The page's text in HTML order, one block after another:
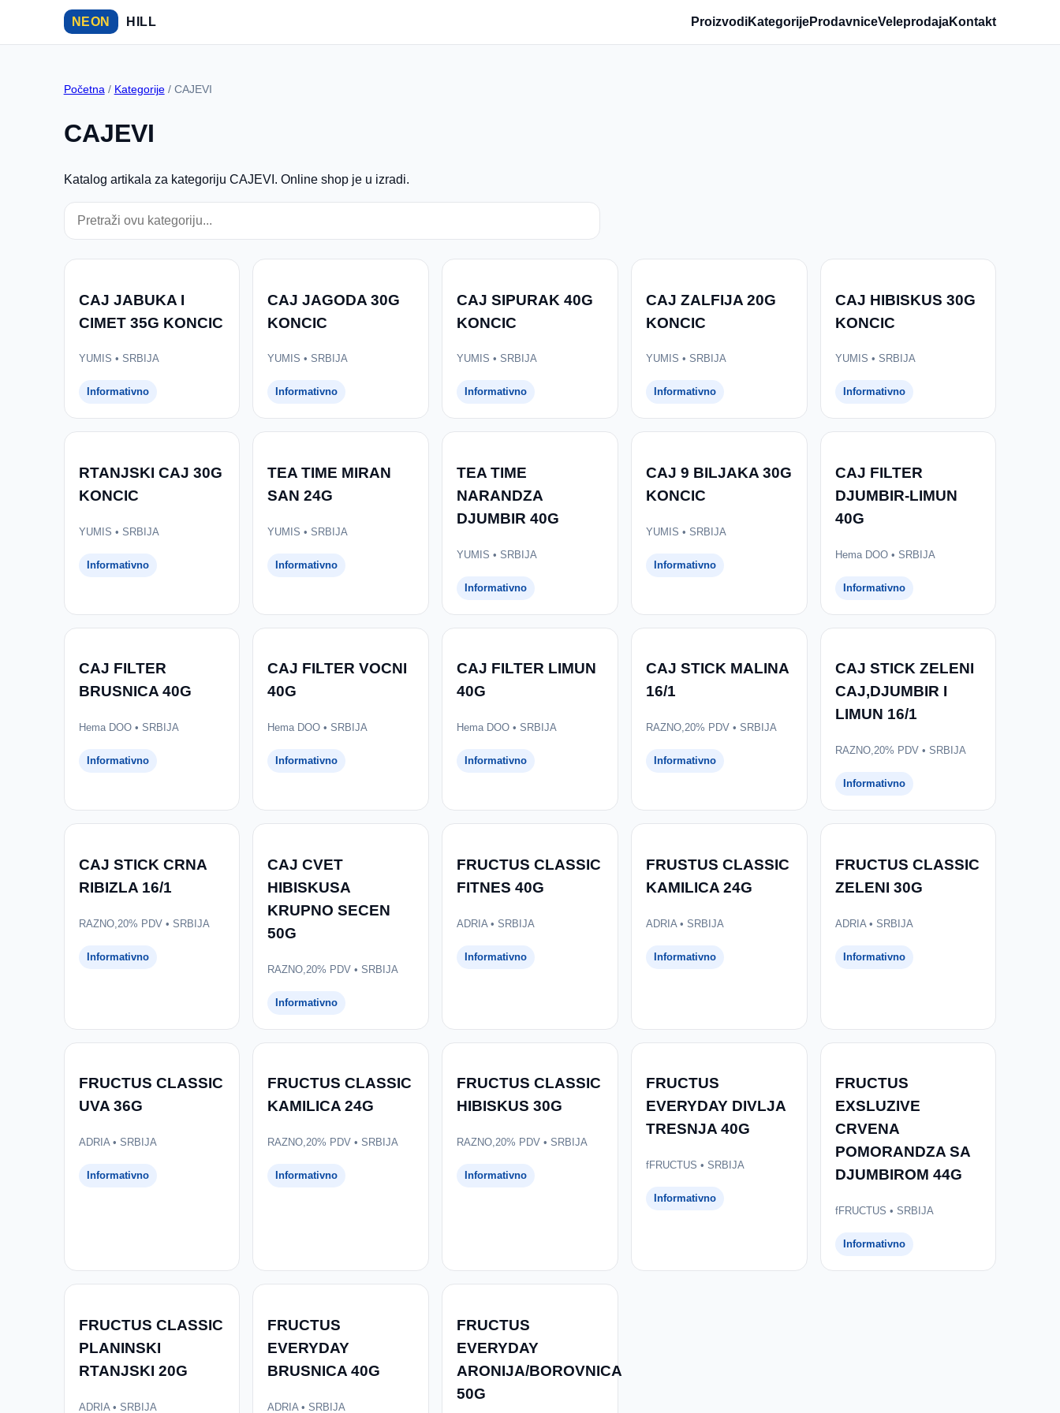
NEON HILL ProizvodiKategorijeProdavniceVeleprodajaKontakt
Početna / Kategorije/ CAJEVI
CAJEVI
Katalog artikala za kategoriju CAJEVI. Online shop je u izradi.
CAJ JABUKA I
CIMET 35G KONCIC
YUMIS • SRBIJA
Informativno
CAJ JAGODA 30G
KONCIC
YUMIS • SRBIJA
Informativno
CAJ SIPURAK 40G
KONCIC
YUMIS • SRBIJA
Informativno
CAJ ZALFIJA 20G
KONCIC
YUMIS • SRBIJA
Informativno
CAJ HIBISKUS 30G
KONCIC
YUMIS • SRBIJA
Informativno
RTANJSKI CAJ 30G
KONCIC
YUMIS • SRBIJA
Informativno
TEA TIME MIRAN
SAN 24G
YUMIS • SRBIJA
Informativno
TEA TIME
NARANDZA
DJUMBIR 40G
YUMIS • SRBIJA
Informativno
CAJ 9 BILJAKA 30G
KONCIC
YUMIS • SRBIJA
Informativno
CAJ FILTER
DJUMBIR-LIMUN
40G
Hema DOO • SRBIJA
Informativno
CAJ FILTER
BRUSNICA 40G
Hema DOO • SRBIJA
Informativno
CAJ FILTER VOCNI
40G
Hema DOO • SRBIJA
Informativno
CAJ FILTER LIMUN
40G
Hema DOO • SRBIJA
Informativno
CAJ STICK MALINA
16/1
RAZNO,20% PDV • SRBIJA
Informativno
CAJ STICK ZELENI
CAJ,DJUMBIR I
LIMUN 16/1
RAZNO,20% PDV • SRBIJA
Informativno
CAJ STICK CRNA
RIBIZLA 16/1
RAZNO,20% PDV • SRBIJA
Informativno
CAJ CVET
HIBISKUSA
KRUPNO SECEN
50G
RAZNO,20% PDV • SRBIJA
Informativno
FRUCTUS CLASSIC
FITNES 40G
ADRIA • SRBIJA
Informativno
FRUSTUS CLASSIC
KAMILICA 24G
ADRIA • SRBIJA
Informativno
FRUCTUS CLASSIC
ZELENI 30G
ADRIA • SRBIJA
Informativno
FRUCTUS CLASSIC
UVA 36G
ADRIA • SRBIJA
Informativno
FRUCTUS CLASSIC
KAMILICA 24G
RAZNO,20% PDV • SRBIJA
Informativno
FRUCTUS CLASSIC
HIBISKUS 30G
RAZNO,20% PDV • SRBIJA
Informativno
FRUCTUS
EVERYDAY DIVLJA
TRESNJA 40G
fFRUCTUS • SRBIJA
Informativno
FRUCTUS
EXSLUZIVE
CRVENA
POMORANDZA SA
DJUMBIROM 44G
fFRUCTUS • SRBIJA
Informativno
FRUCTUS CLASSIC
PLANINSKI
RTANJSKI 20G
ADRIA • SRBIJA
FRUCTUS
EVERYDAY
BRUSNICA 40G
ADRIA • SRBIJA
FRUCTUS
EVERYDAY
ARONIJA/BOROVNICA
50G